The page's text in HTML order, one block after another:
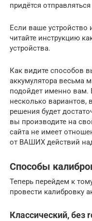
придётся
Если ваше устройство
читайте инструкцию
устройства.
Как видите способов
аккумулятора весьма
подойдет именно вам.
несколько вариантов,
решения будет
вы производите на
сайта не имеет
от ВАШИХ действий
Способы
Теперь перейдем к
провести калибровку
Классический, без